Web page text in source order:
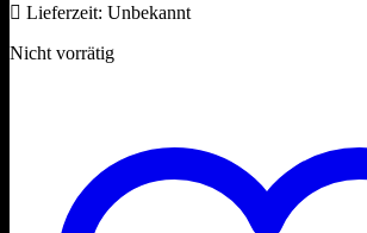
Lieferzeit: Unbekannt
Nicht vorrätig